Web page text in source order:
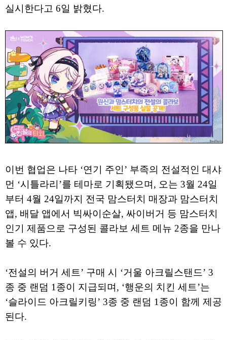
실시한다고 6일 밝혔다.
이번 협업은 나타 ‘연기 주인’ 부족의 전설적인 대샤
먼 ‘시틀라리’를 테마로 기획됐으며, 오는 3월 24일
부터 4월 24일까지 전국 맘스터치 매장과 맘스터치
앱, 배달 앱에서 빅싸이순살, 싸이버거 등 맘스터치
인기 제품으로 구성된 콜라보 세트 메뉴 2종을 만나
볼 수 있다.
‘전설의 버거 세트’ 구매 시 ‘거울 아크릴스탠드’ 3
종 중 랜덤 1종이 지급되며, ‘행운의 치킨 세트’는
‘슬라이드 아크릴키링’ 3종 중 랜덤 1종이 함께 제공
된다.